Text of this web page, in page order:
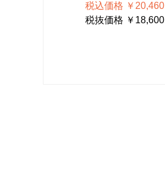
税込価格 ￥20,460
税抜価格 ￥18,600